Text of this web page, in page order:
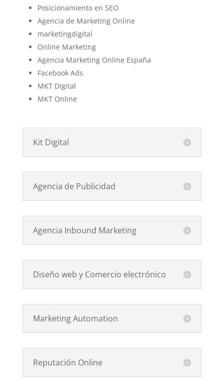
Posicionamiento en SEO
Agencia de Marketing Online
marketingdigital
Online Marketing
Agencia Marketing Online España
Facebook Ads
MKT Digital
MKT Online
Kit Digital
Agencia de Publicidad
Agencia Inbound Marketing
Diseño web y Comercio electrónico
Marketing Automation
Reputación Online